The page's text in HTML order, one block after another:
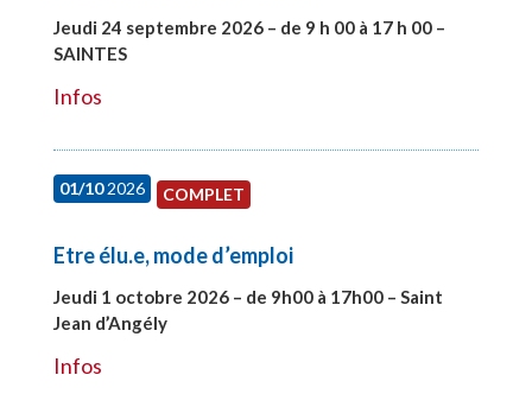
Jeudi 24 septembre 2026 – de 9 h 00 à 17 h 00 –
SAINTES
Infos
01/102026 COMPLET
Etre élu.e, mode d’emploi
Jeudi 1 octobre 2026 – de 9h00 à 17h00 – Saint
Jean d’Angély
Infos